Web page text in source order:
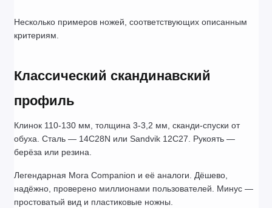
Несколько примеров ножей, соответствующих описанным
критериям.
Классический скандинавский
профиль
Клинок 110-130 мм, толщина 3-3,2 мм, сканди-спуски от
обуха. Сталь — 14C28N или Sandvik 12C27. Рукоять —
берёза или резина.
Легендарная Mora Companion и её аналоги. Дёшево,
надёжно, проверено миллионами пользователей. Минус —
простоватый вид и пластиковые ножны.